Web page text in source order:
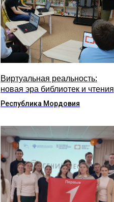
Виртуальная реальность:
новая эра библиотек и чтения
Республика Мордовия